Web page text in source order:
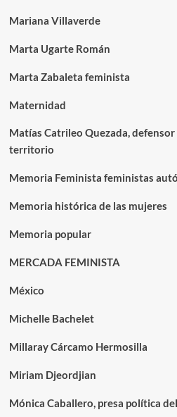
Mariana Villaverde
Marta Ugarte Román
Marta Zabaleta feminista
Maternidad
Matías Catrileo Quezada,
territorio
Memoria Feminista feministas
Memoria histórica de las mujeres
Memoria popular
MERCADA FEMINISTA
México
Michelle Bachelet
Millaray Cárcamo Hermosilla
Miriam Djeordjian
Mónica Caballero, presa política